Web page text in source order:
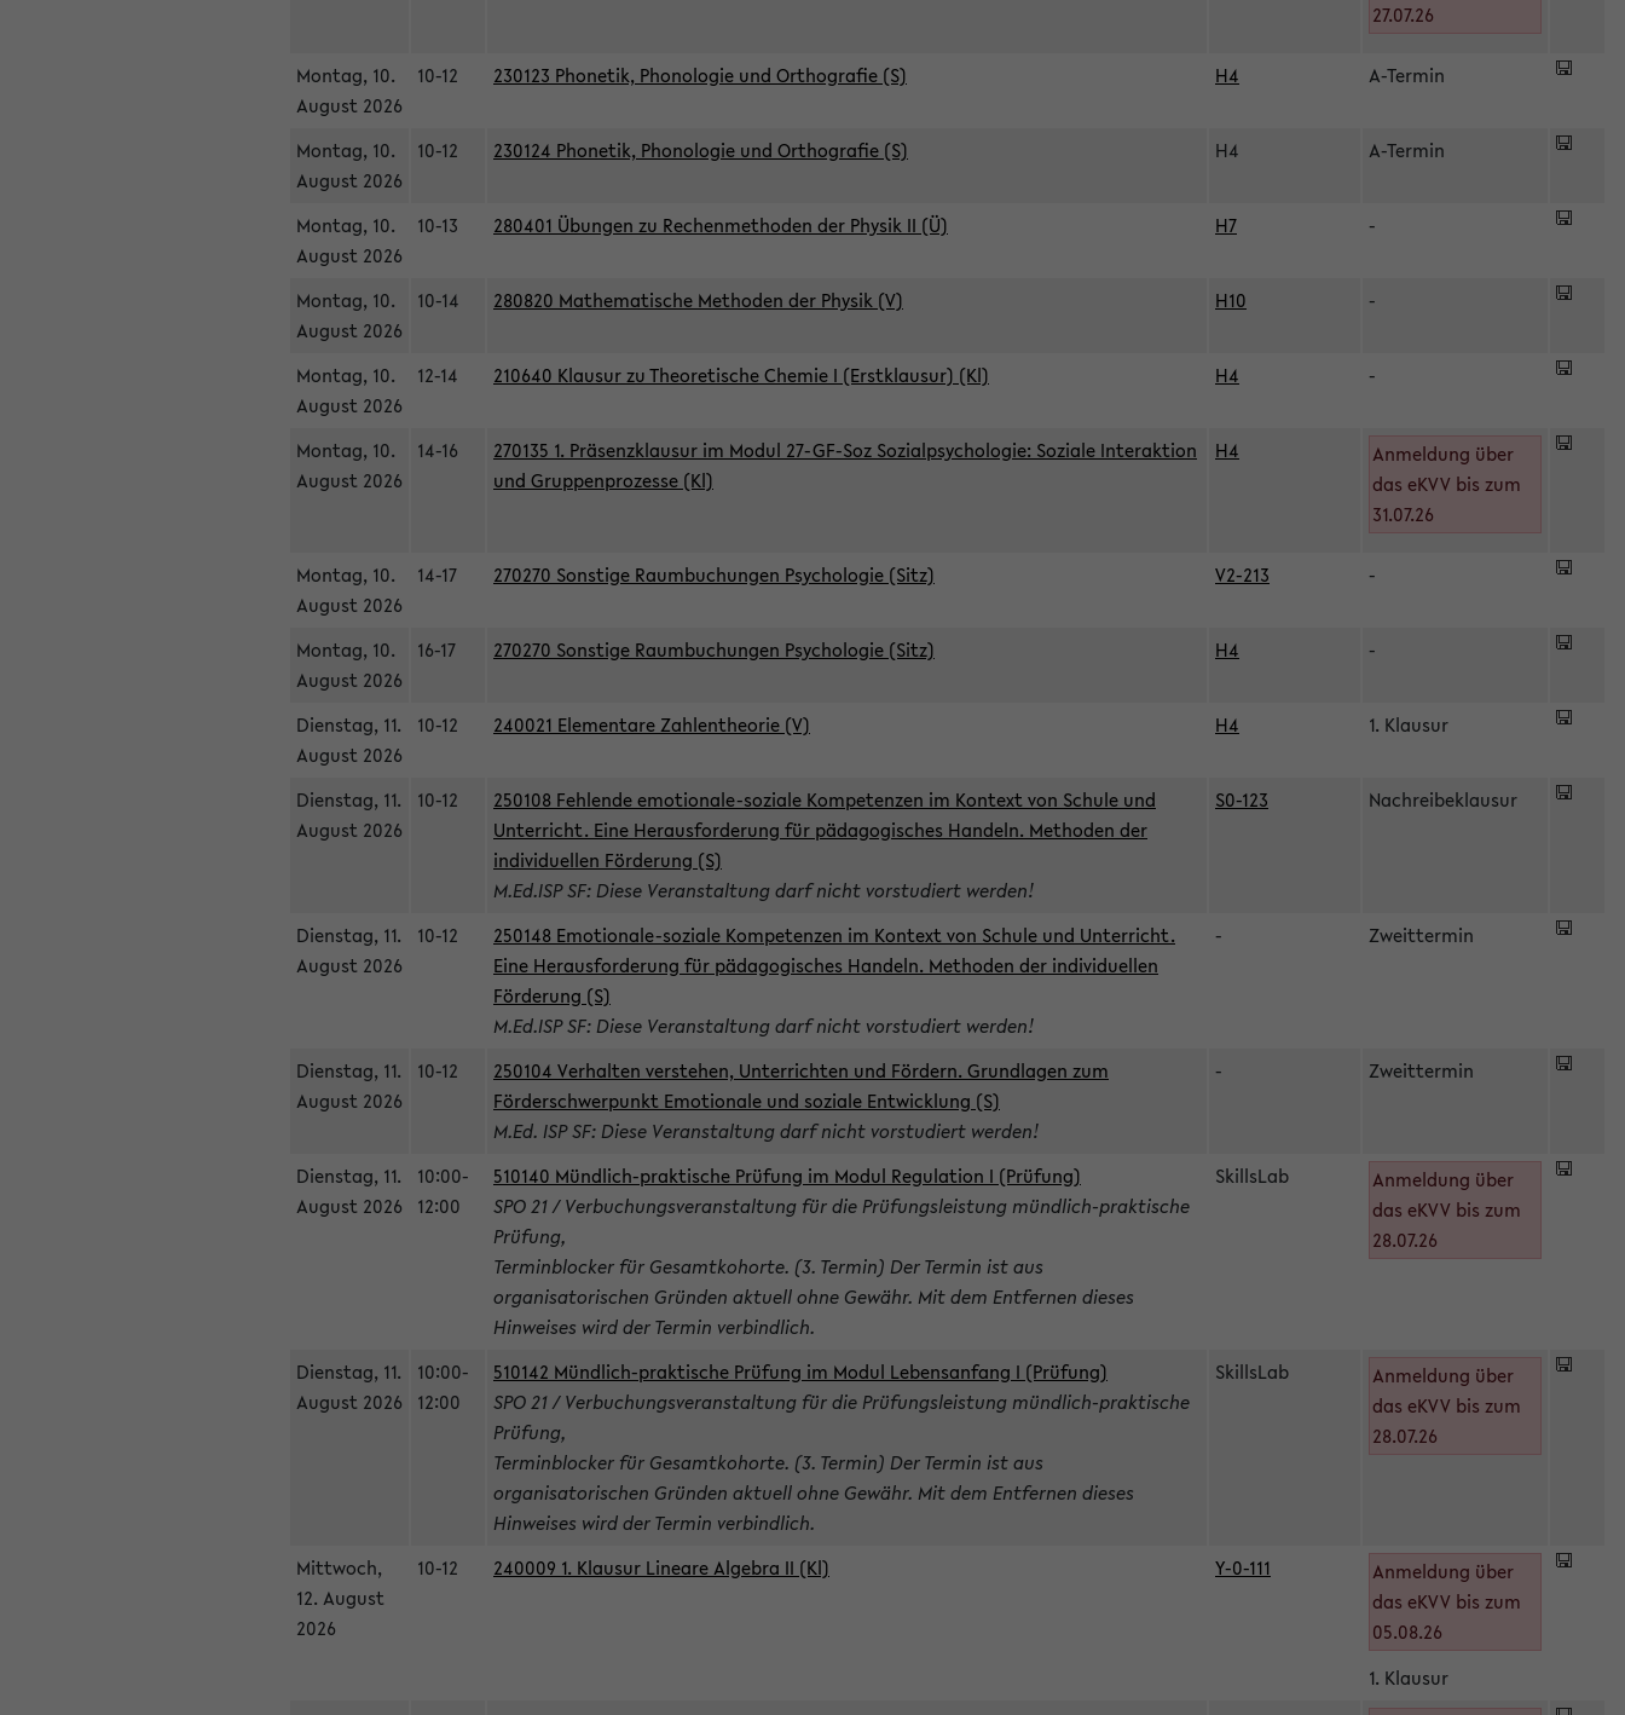
27.07.26
Montag, 10.
August 2026
10-12 230123 Phonetik, Phonologie und Orthografie (S) H4 A-Termin
Montag, 10.
August 2026
10-12 230124 Phonetik, Phonologie und Orthografie (S) H4 A-Termin
Montag, 10.
August 2026
10-13 280401 Übungen zu Rechenmethoden der Physik II (Ü) H7 -
Montag, 10.
August 2026
10-14 280820 Mathematische Methoden der Physik (V) H10 -
Montag, 10.
August 2026
12-14 210640 Klausur zu Theoretische Chemie I (Erstklausur) (Kl) H4 -
Montag, 10.
August 2026
14-16
270135 1. Präsenzklausur im Modul 27-GF-Soz Sozialpsychologie: Soziale Interaktion
und Gruppenprozesse (Kl)
H4
Anmeldung über
das eKVV bis zum
31.07.26
Montag, 10.
August 2026
14-17 270270 Sonstige Raumbuchungen Psychologie (Sitz) V2-213 -
Montag, 10.
August 2026
16-17 270270 Sonstige Raumbuchungen Psychologie (Sitz) H4 -
Dienstag, 11.
August 2026
10-12 240021 Elementare Zahlentheorie (V) H4 1. Klausur
Dienstag, 11.
August 2026
10-12
250108 Fehlende emotionale-soziale Kompetenzen im Kontext von Schule und
Unterricht. Eine Herausforderung für pädagogisches Handeln. Methoden der
individuellen Förderung (S)
M.Ed.ISP SF: Diese Veranstaltung darf nicht vorstudiert werden!
S0-123 Nachreibeklausur
Dienstag, 11.
August 2026
10-12
250148 Emotionale-soziale Kompetenzen im Kontext von Schule und Unterricht.
Eine Herausforderung für pädagogisches Handeln. Methoden der individuellen
Förderung (S)
M.Ed.ISP SF: Diese Veranstaltung darf nicht vorstudiert werden!
- Zweittermin
Dienstag, 11.
August 2026
10-12
250104 Verhalten verstehen, Unterrichten und Fördern. Grundlagen zum
Förderschwerpunkt Emotionale und soziale Entwicklung (S)
M.Ed. ISP SF: Diese Veranstaltung darf nicht vorstudiert werden!
- Zweittermin
Dienstag, 11.
August 2026
10:00-
12:00
510140 Mündlich-praktische Prüfung im Modul Regulation I (Prüfung)
SPO 21 / Verbuchungsveranstaltung für die Prüfungsleistung mündlich-praktische
Prüfung,
Terminblocker für Gesamtkohorte. (3. Termin) Der Termin ist aus
organisatorischen Gründen aktuell ohne Gewähr. Mit dem Entfernen dieses
Hinweises wird der Termin verbindlich.
SkillsLab
Anmeldung über
das eKVV bis zum
28.07.26
Dienstag, 11.
August 2026
10:00-
12:00
510142 Mündlich-praktische Prüfung im Modul Lebensanfang I (Prüfung)
SPO 21 / Verbuchungsveranstaltung für die Prüfungsleistung mündlich-praktische
Prüfung,
Terminblocker für Gesamtkohorte. (3. Termin) Der Termin ist aus
organisatorischen Gründen aktuell ohne Gewähr. Mit dem Entfernen dieses
Hinweises wird der Termin verbindlich.
SkillsLab
Anmeldung über
das eKVV bis zum
28.07.26
Mittwoch,
12. August
2026
10-12 240009 1. Klausur Lineare Algebra II (Kl) Y-0-111
Anmeldung über
das eKVV bis zum
05.08.26
1. Klausur